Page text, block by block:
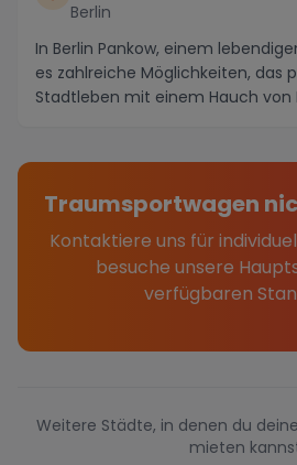
Berlin
In Berlin Pankow, einem
es zahlreiche Möglichkeiten, das
Stadtleben mit einem Hauch von
Traumsportwagen
Kontaktiere uns für
besuche unsere
verfügbaren
Weitere Städte, in denen du
mieten